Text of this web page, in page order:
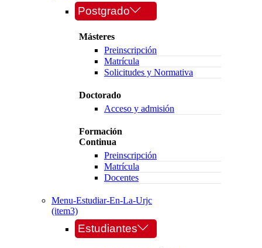
Postgrado
Másteres
Preinscripción
Matrícula
Solicitudes y Normativa
Doctorado
Acceso y admisión
Formación
Continua
Preinscripción
Matrícula
Docentes
Menu-Estudiar-En-La-Urjc
(item3)
Estudiantes